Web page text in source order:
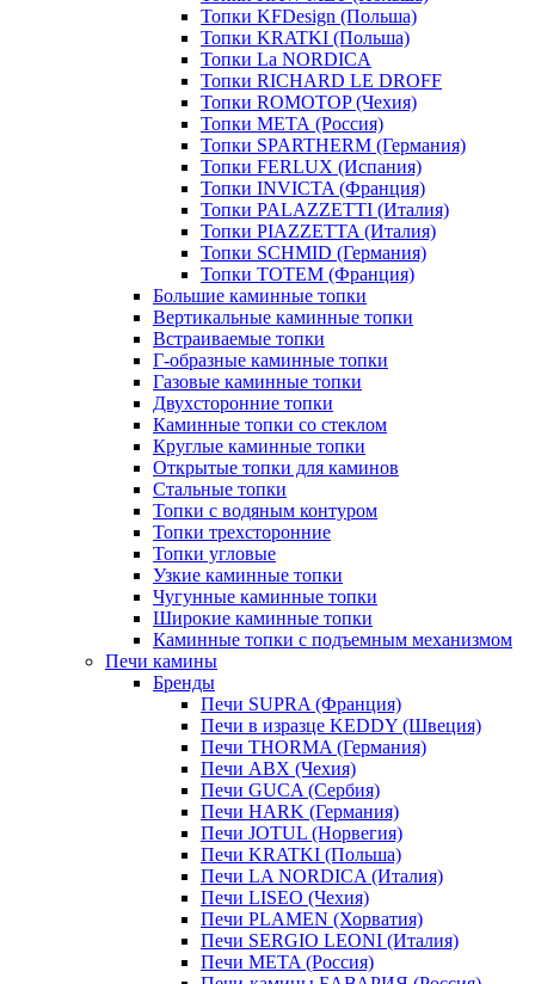
Топки KFDesign (Польша)
Топки KRATKI (Польша)
Топки La NORDICA
Топки RICHARD LE DROFF
Топки ROMOTOP (Чехия)
Топки МЕТА (Россия)
Топки SPARTHERM (Германия)
Топки FERLUX (Испания)
Топки INVICTA (Франция)
Топки PALAZZETTI (Италия)
Топки PIAZZETTA (Италия)
Топки SCHMID (Германия)
Топки TOTEM (Франция)
Большие каминные топки
Вертикальные каминные топки
Встраиваемые топки
Г-образные каминные топки
Газовые каминные топки
Двухсторонние топки
Каминные топки со стеклом
Круглые каминные топки
Открытые топки для каминов
Стальные топки
Топки с водяным контуром
Топки трехсторонние
Топки угловые
Узкие каминные топки
Чугунные каминные топки
Широкие каминные топки
Каминные топки с подъемным механизмом
Печи камины
Бренды
Печи SUPRA (Франция)
Печи в изразце KEDDY (Швеция)
Печи THORMA (Германия)
Печи ABX (Чехия)
Печи GUCA (Сербия)
Печи HARK (Германия)
Печи JOTUL (Норвегия)
Печи KRATKI (Польша)
Печи LA NORDICA (Италия)
Печи LISEO (Чехия)
Печи PLAMEN (Хорватия)
Печи SERGIO LEONI (Италия)
Печи META (Россия)